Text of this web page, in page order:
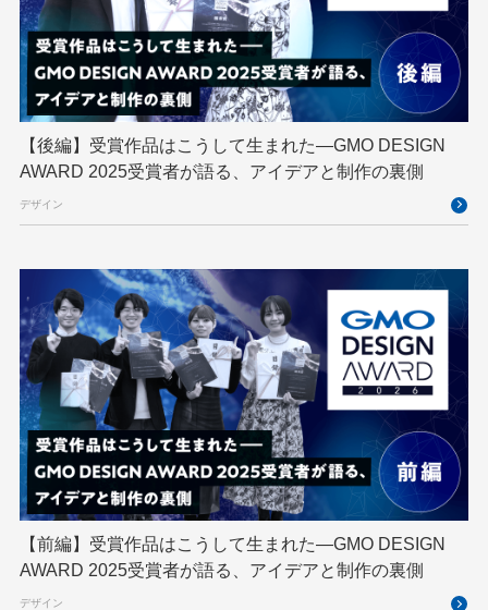
GMO DESIGN AWARD GMO Developers Day
GMO Developers Night GMO Flatt Security
GMO GPUクラウド GMO Hacking Night
GMO kitaQ GMO SONIC GMOアドパートナーズ
GMOアドマーケティング GMOインターネット
GMOコネクト GMOサイバーセキュリティ byイエラエ
GMOデジキッズ GMOブランドセキュリティ
GMOペイメントゲートウェイ GMOペパボ
GMOメイクショップ GMOメディア GMOロボッツ
GMO大会議 GMO天秤AI Go GPUクラウド
GTB Hack-1グランプリ IETF iOS
IoT ISUCON Japan Drone
Java JJUG JSAI2026 K8s
【後編】受賞作品はこうして生まれた—GMO DESIGN
AWARD 2025受賞者が語る、アイデアと制作の裏側
デザイン
【前編】受賞作品はこうして生まれた—GMO DESIGN
AWARD 2025受賞者が語る、アイデアと制作の裏側
デザイン